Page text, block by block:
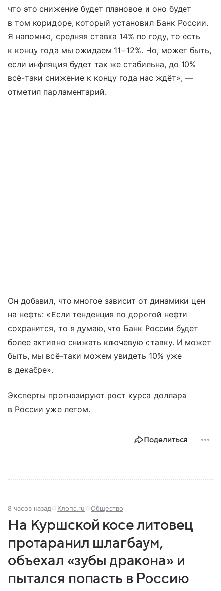
что это снижение будет плановое и оно будет
в том коридоре, который установил Банк России.
Я напомню, средняя ставка 14% по году, то есть
к концу года мы ожидаем 11−12%. Но, может быть,
если инфляция будет так же стабильна, до 10%
всё-таки снижение к концу года нас ждёт», —
отметил парламентарий.
Он добавил, что многое зависит от динамики цен
на нефть: «Если тенденция по дорогой нефти
сохранится, то я думаю, что Банк России будет
более активно снижать ключевую ставку. И может
быть, мы всё-таки можем увидеть 10% уже
в декабре».
Эксперты прогнозируют рост курса доллара
в России уже летом.
Поделиться
8 часов назад Клопс.ru Общество
На Куршской косе литовец
протаранил шлагбаум,
объехал «зубы дракона» и
пытался попасть в Россию